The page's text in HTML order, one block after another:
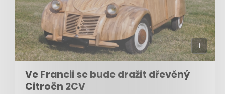
Ve Francii se bude dražit dřevěný
Citroën 2CV